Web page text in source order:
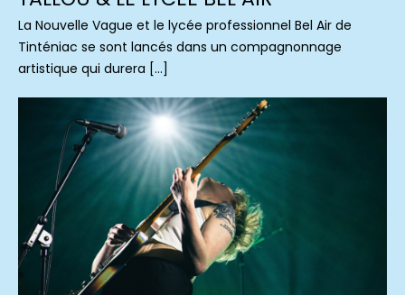
La Nouvelle Vague et le lycée professionnel Bel Air de
Tinténiac se sont lancés dans un compagnonnage
artistique qui durera […]